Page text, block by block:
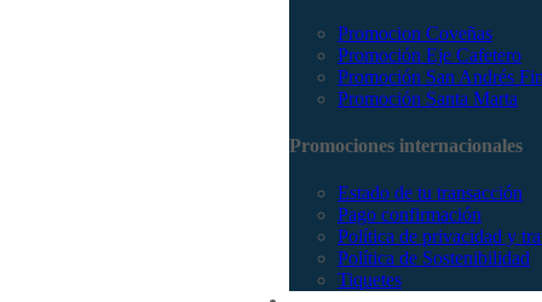
Promocion Coveñas
Promoción Eje Cafetero
Promoción San Andrés
Promoción Santa Marta
Promociones internacionales
Estado de tu transacción
Pago confirmación
Política de privacidad y
Política de Sostenibilidad
Tiquetes